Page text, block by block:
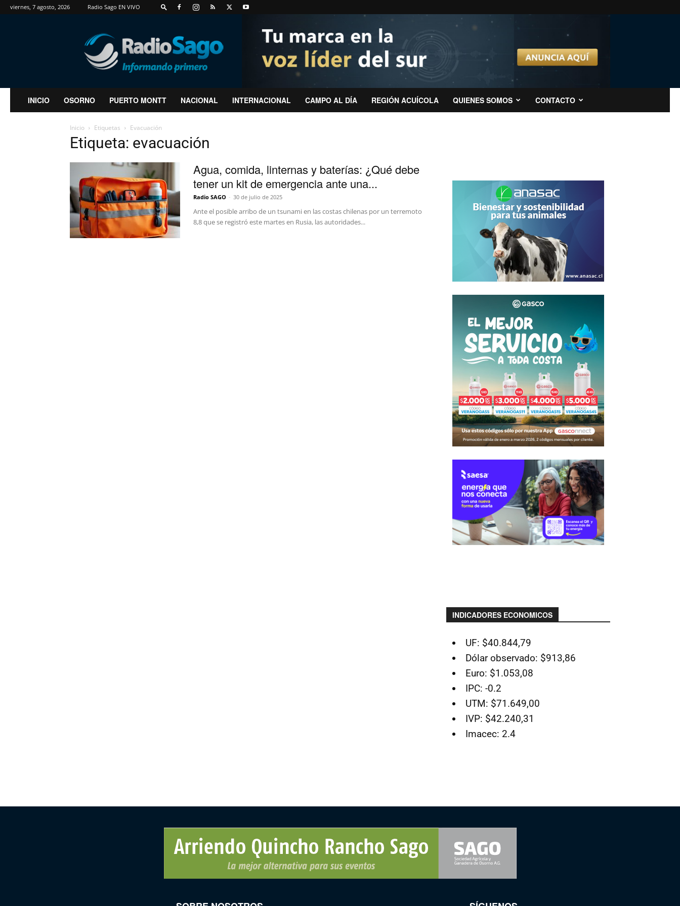
viernes, 7 agosto, 2026 Radio Sago EN VIVO
RadioSago
INICIO OSORNO PUERTO MONTT NACIONAL INTERNACIONAL CAMPO AL DÍA REGIÓN ACUÍCOLA QUIENES SOMOS CONTACTO
Inicio Etiquetas Evacuación
Etiqueta: evacuación
Agua, comida, linternas y baterías: ¿Qué debe
tener un kit de emergencia ante una...
Radio SAGO - 30 de julio de 2025
Ante el posible arribo de un tsunami en las costas chilenas por un terremoto
8,8 que se registró este martes en Rusia, las autoridades...
INDICADORES ECONOMICOS
UF: $40.844,79
Dólar observado: $913,86
Euro: $1.053,08
IPC: -0.2
UTM: $71.649,00
IVP: $42.240,31
Imacec: 2.4